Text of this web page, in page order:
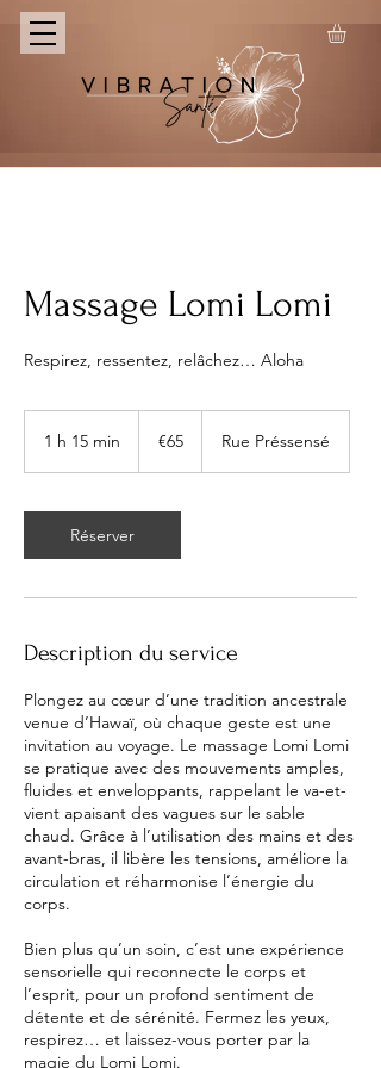
Massage Lomi Lomi
Respirez, ressentez, relâchez… Aloha
1 h 15 min
m
i
n
€65 Rue Préssensé
Réserver
Description du service
Plongez au cœur d’une tradition ancestrale
venue d’Hawaï, où chaque geste est une
invitation au voyage. Le massage Lomi Lomi
se pratique avec des mouvements amples,
fluides et enveloppants, rappelant le va-et-
vient apaisant des vagues sur le sable
chaud. Grâce à l’utilisation des mains et des
avant-bras, il libère les tensions, améliore la
circulation et réharmonise l’énergie du
corps.
Bien plus qu’un soin, c’est une expérience
sensorielle qui reconnecte le corps et
l’esprit, pour un profond sentiment de
détente et de sérénité. Fermez les yeux,
respirez… et laissez-vous porter par la
magie du Lomi Lomi.